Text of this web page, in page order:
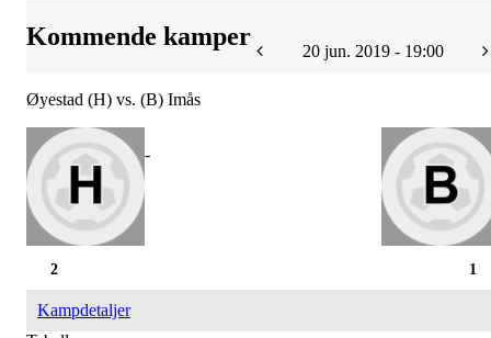
Kommende kamper
20 jun. 2019 - 19:00
Øyestad (H) vs. (B) Imås
-
1
2
Kampdetaljer